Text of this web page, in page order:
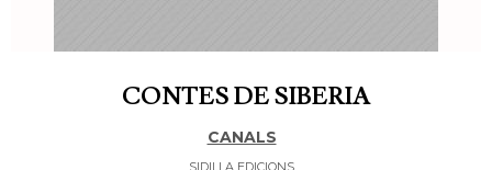
CONTES DE SIBERIA
CANALS
SIDILLA EDICIONS